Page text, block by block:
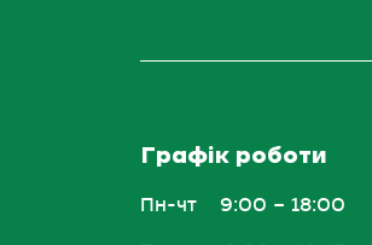
Графік роботи
Пн-чт 9:00 – 18:00